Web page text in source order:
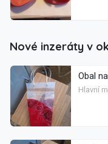
Nové inzeráty v
Obal
Hlavní